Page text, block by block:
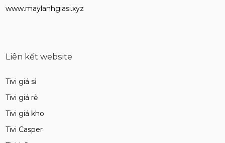
www.maylanhgiasi.xyz
Liên kết website
Tivi giá sỉ
Tivi giá rẻ
Tivi giá kho
Tivi Casper